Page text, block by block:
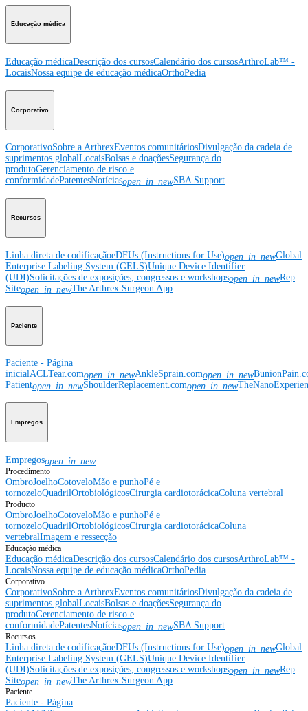
Educação médica
Educação médicaDescrição dos cursosCalendário dos cursosArthroLab™ -
LocaisNossa equipe de educação médicaOrthoPedia
Corporativo
CorporativoSobre a ArthrexEventos comunitáriosDivulgação da cadeia de
suprimentos globalLocaisBolsas e doaçõesSegurança do
produtoGerenciamento de risco e
conformidadePatentesNotíciasopen_in_newSBA Support
Recursos
Linha direta de codificaçãoeDFUs (Instructions for Use)open_in_newGlobal
Enterprise Labeling System (GELS)Unique Device Identifier
(UDI)Solicitações de exposições, congressos e workshopsopen_in_newRep
Siteopen_in_newThe Arthrex Surgeon App
Paciente
Paciente - Página
inicialACLTear.comopen_in_newAnkleSprain.comopen_in_new
Patientopen_in_newShoulderReplacement.comopen_in_new
Empregos
Empregosopen_in_new
Procedimento
OmbroJoelhoCotoveloMão e punhoPé e
tornozeloQuadrilOrtobiológicosCirurgia cardiotorácicaColuna vertebral
Producto
OmbroJoelhoCotoveloMão e punhoPé e
tornozeloQuadrilOrtobiológicosCirurgia cardiotorácicaColuna
vertebralImagem e ressecção
Educação médica
Educação médicaDescrição dos cursosCalendário dos cursosArthroLab™ -
LocaisNossa equipe de educação médicaOrthoPedia
Corporativo
CorporativoSobre a ArthrexEventos comunitáriosDivulgação da cadeia de
suprimentos globalLocaisBolsas e doaçõesSegurança do
produtoGerenciamento de risco e
conformidadePatentesNotíciasopen_in_newSBA Support
Recursos
Linha direta de codificaçãoeDFUs (Instructions for Use)open_in_newGlobal
Enterprise Labeling System (GELS)Unique Device Identifier
(UDI)Solicitações de exposições, congressos e workshopsopen_in_newRep
Siteopen_in_newThe Arthrex Surgeon App
Paciente
Paciente - Página